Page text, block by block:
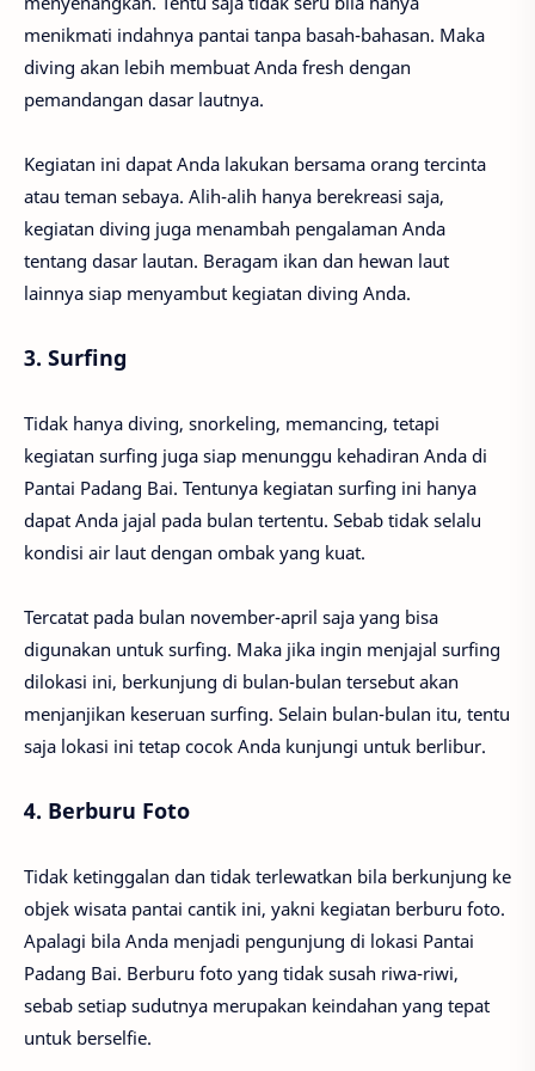
menikmati indahnya pantai tanpa basah-bahasan. Maka
diving akan lebih membuat Anda fresh dengan
pemandangan dasar lautnya.
Kegiatan ini dapat Anda lakukan bersama orang tercinta
atau teman sebaya. Alih-alih hanya berekreasi saja,
kegiatan diving juga menambah pengalaman Anda
tentang dasar lautan. Beragam ikan dan hewan laut
lainnya siap menyambut kegiatan diving Anda.
3. Surfing
Tidak hanya diving, snorkeling, memancing, tetapi
kegiatan surfing juga siap menunggu kehadiran Anda di
Pantai Padang Bai. Tentunya kegiatan surfing ini hanya
dapat Anda jajal pada bulan tertentu. Sebab tidak selalu
kondisi air laut dengan ombak yang kuat.
Tercatat pada bulan november-april saja yang bisa
digunakan untuk surfing. Maka jika ingin menjajal surfing
dilokasi ini, berkunjung di bulan-bulan tersebut akan
menjanjikan keseruan surfing. Selain bulan-bulan itu, tentu
saja lokasi ini tetap cocok Anda kunjungi untuk berlibur.
4. Berburu Foto
Tidak ketinggalan dan tidak terlewatkan bila berkunjung ke
objek wisata pantai cantik ini, yakni kegiatan berburu foto.
Apalagi bila Anda menjadi pengunjung di lokasi Pantai
Padang Bai. Berburu foto yang tidak susah riwa-riwi,
sebab setiap sudutnya merupakan keindahan yang tepat
untuk berselfie.